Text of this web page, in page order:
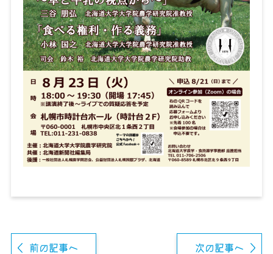
前の記事へ 次の記事へ